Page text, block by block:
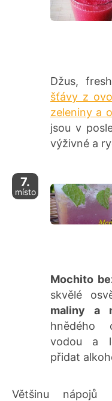
Džus,
šťávy z
zeleniny a
jsou v
výživné a
7.
místo
Mochito
skvělé
maliny a
hnědého
vodou a
přidat
Většinu nápojů